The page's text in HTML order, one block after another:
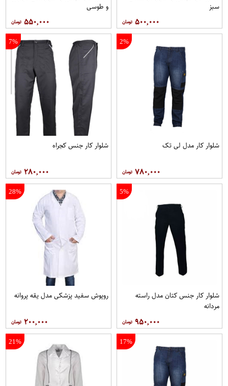
سبز
۵۰۰,۰۰۰
و طوسی
۵۵۰,۰۰۰
2%
شلوار کار مدل لی تک
۷۸۰,۰۰۰
7%
شلوار کار جنس کجراه
۲۸۰,۰۰۰
5%
شلوار کار جنس کتان مدل راسته
مردانه
۹۵۰,۰۰۰
28%
روپوش سفید پزشکی مدل یقه پروانه
۲۰۰,۰۰۰
17%
21%